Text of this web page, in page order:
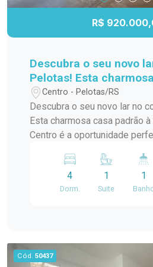
R$
Descubra o seu novo
Pelotas! Esta
venda no bairro Centro
oportunidade perfeita
busca conforto e
uma localização
comodidades,
Centro - Pelotas/RS
Descubra o seu novo lar no
Esta charmosa casa padrão
Centro é a oportunidade
localização privilegiada, você
passos de diversas
supermercados, restaurantes,
iluminados, proporcionando
acolhedor. A sala de estar é
4
Dorm.
1
Suite
1
Cód. 50437